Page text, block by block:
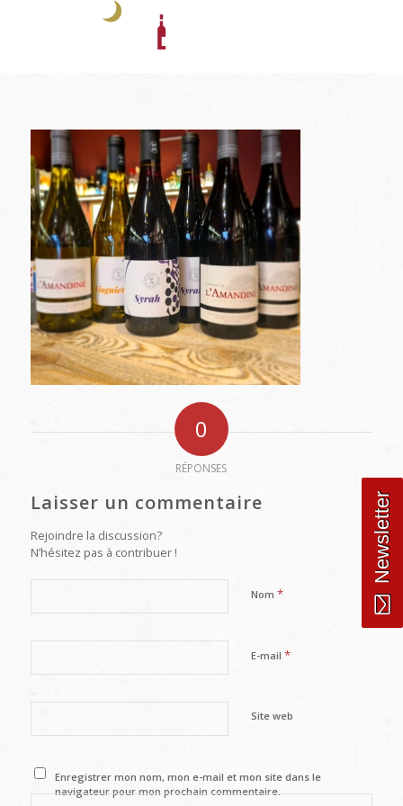
0
RÉPONSES
Laisser un commentaire
Rejoindre la discussion?
N’hésitez pas à contribuer !
Nom *
E-mail *
Site web
Enregistrer mon nom, mon e-mail et mon site dans le
navigateur pour mon prochain commentaire.
Newsletter